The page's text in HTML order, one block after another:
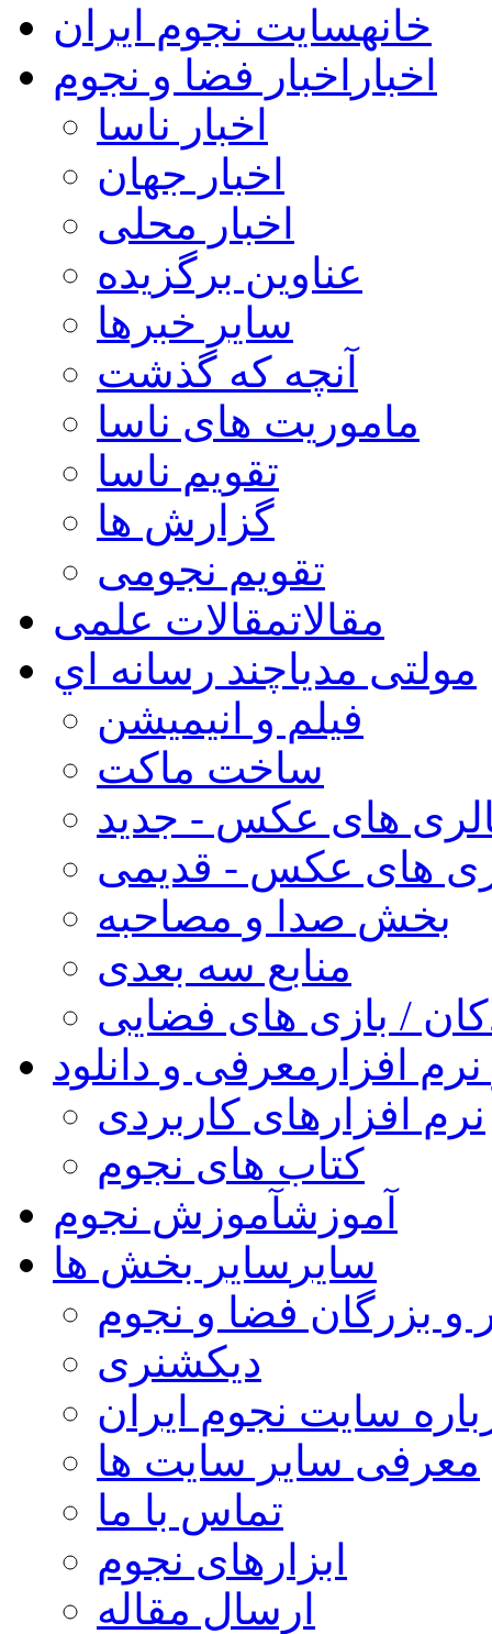
خانهسایت نجوم ایران
اخبار اخبار فضا و نجوم
اخبار ناسا
اخبار جهان
اخبار محلی
عناوین برگزیده
سایر خبرها
آنچه که گذشت
ماموریت های ناسا
تقویم ناسا
گزارش ها
تقویم نجومی
مقالاتمقالات علمی
مولتی مدیاچند رسانه اي
فیلم و انیمیشن
ساخت ماکت
های عکس - جدید
های عکس - قدیمی
بخش صدا و مصاحبه
منابع سه بعدی
/ بازی های فضایی
افزار معرفی و دانلود
نرم افزارهای کاربردی
کتاب های نجوم
آموزشآموزش نجوم
سایر سایر بخش ها
و بزرگان فضا و نجوم
دیکشنری
سایت نجوم ایران
معرفی سایر سایت ها
تماس با ما
ابزارهای نجوم
ارسال مقاله